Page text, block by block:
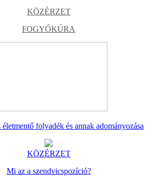
KÖZÉRZET
FOGYÓKÚRA
folyadék és annak adományozása
KÖZÉRZET
Mi az a szendvicspozíció?